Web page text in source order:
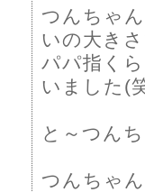
つんちゃ
いの大き
パパ指く
いました(
と～つん
つんちゃ